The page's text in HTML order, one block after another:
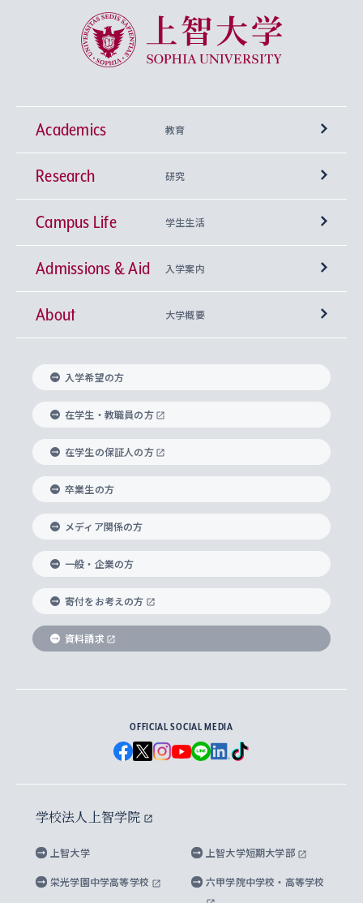
上智大学 Sophia University
Academics 教育
学部
神学部
文学部
総合人間科学部
経済学部
外国語学部
総合グローバル学部
国際教養学部
理工学部
Futures） – 持続可能な未来を考える６学科連携
興味から学科を探す
上智大学の全学共通教育
基盤教育センター
キリスト教人間学
身体知
思考と表現
データサイエンス
上智大学の語学教育
言語教育研究センター
上智大学のグローバル教育
グローバル教育センター
上智大学で学ぶ
海外で学ぶ
学びのサポート
大学院
神学研究科
実践宗教学研究科
総合人間科学研究科
経済学研究科
グローバル・スタディーズ研究科
助産学専攻科
生涯学習
Research 研究
研究所 等
キリスト教文化研究所
中世思想研究所
国際言語情報研究所
グローバル・コンサーン研究所
比較文化研究所
ヨーロッパ研究所
アジア文化研究所
アメリカ・カナダ研究所
メディア・ジャーナリズム研究所
水稀少社会研究センター
先進機械・構造材料イノベーションセンター
Sophia Open Research Weeks (SORW)
産官学連携
知的財産
研究支援制度
重点領域研究・自由課題研究
研究活動に関する法令・研究費の使用について
Campus Life 学生生活
学期区分と授業時間割
課外活動
課外教育プログラム
ボランティア活動
グローバルな学びのコミュニティ
学生の相談窓口
心身の健康相談
ハラスメント防止の取り組み
障がいのある学生への支援
キャリア形成サポート
キャリア形成支援プログラム
就職（内定先）・進路統計
企業の採用ご担当者様へのご案内
住まいのサポート
Admissions & Aid 入学案内
上智大学で取得できる学位
入れの方針）
科目等履修生
研究生・外国人特別研究生・国費留学生
交換留学生(海外大学から上智大学で学ぶ)
ノンディグリー生
Sophia Short-term Program受講生
学費・奨学金
学部入学前に出願する奨学金
国による高等教育の修学支援新制度
大学院生対象の奨学金
海外留学する際の費用と奨学金
About 大学概要
理事長・学長メッセージ
学長・副学長紹介
上智大学の精神
上智大学の理念
上智大学の沿革
ソフィア・アーカイブズ
上智大学とカトリック
グローバルエンゲージメント
上智大学を訪れた世界の知性
国連Weeks・アフリカWeeks
ダイバーシティ＆サステナビリティへの取り組み
上智大学公式ソーシャルメディア
学校法人上智学院について
数字で見る上智大学
上智大学のネットワーク
父母・保証人とのネットワーク
学外とのネットワーク
上智大学の出版物
上智大学大学案内・大学院案内
英文広報誌 SOPHIA magazine
上智大学のビジュアル・アイデンティティ
上智大学ビジュアル・アイデンティティ
上智大学校歌 ・上智大学学生歌
上智大学への取材・キャンパスでの撮影について
上智大学の公開情報
上智大学の教育研究活動等の情報公表
キャンパス案内
入学希望の方
在学生・教職員の方
在学生の保証人の方
卒業生の方
メディア関係の方
一般・企業の方
寄付をお考えの方
資料請求
OFFICIAL SOCIAL MEDIA
学校法人上智学院
上智大学 上智大学短期大学部
栄光学園中学高等学校 六甲学院中学校・高等学校